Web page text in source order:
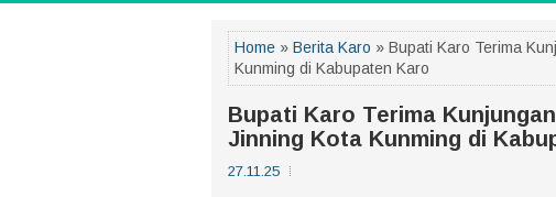
Home » Berita Karo » Bupati Karo Terima
Kunming di Kabupaten Karo
Bupati Karo Terima
Jinning Kota Kunming di
27.11.25